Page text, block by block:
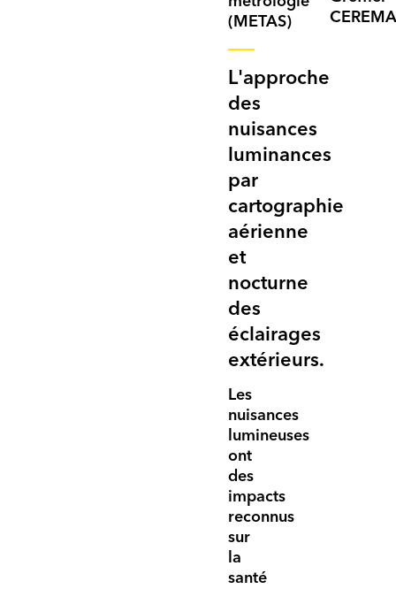
(METAS)
L'approche
des
nuisances
luminances
par
cartographie
aérienne
et
nocturne
des
éclairages
extérieurs.
Les
nuisances
lumineuses
ont
des
impacts
reconnus
sur
la
santé
CEREMA